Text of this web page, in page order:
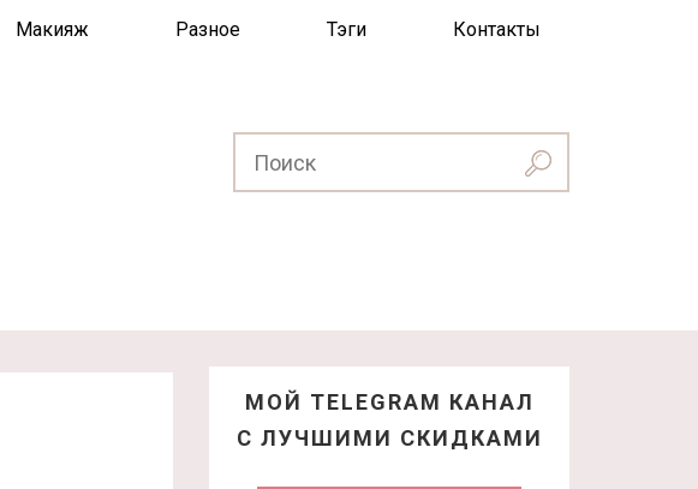
Макияж Разное Тэги Контакты
МОЙ TELEGRAM КАНАЛ
С ЛУЧШИМИ СКИДКАМИ